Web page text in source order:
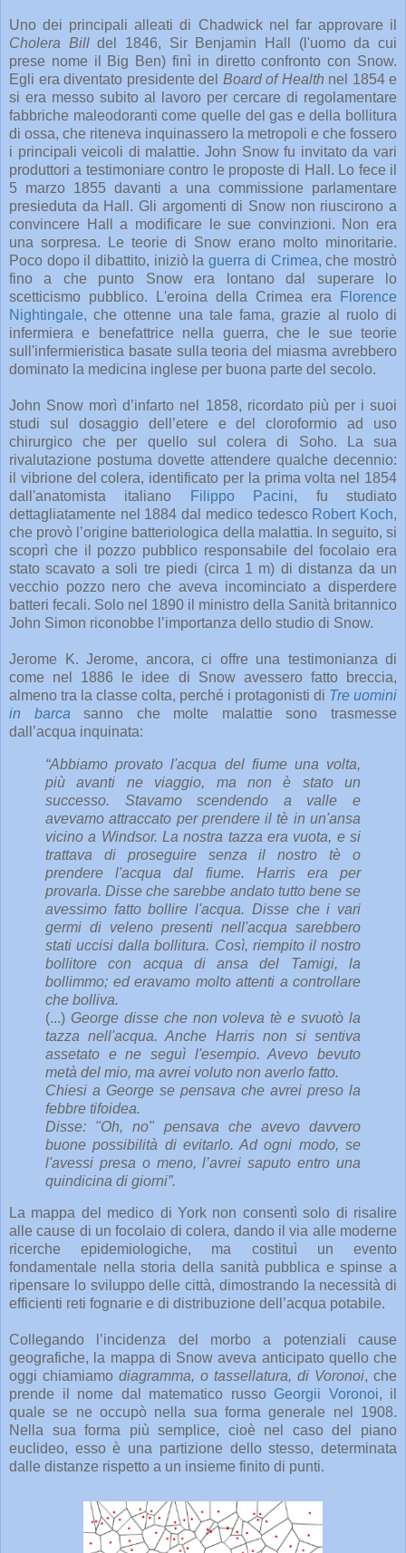
Uno dei principali alleati di Chadwick nel far approvare il
Cholera Billdel 1846, Sir Benjamin Hall (l'uomo da cui
prese nome il Big Ben) finì in diretto confronto con Snow.
Egli era diventato presidente del Board of Health nel 1854 e
si era messo subito al lavoro per cercare di regolamentare
fabbriche maleodoranti come quelle del gas e della bollitura
di ossa, che riteneva inquinassero la metropoli e che fossero
i principali veicoli di malattie. John Snow fu invitato da vari
produttori a testimoniare contro le proposte di Hall. Lo fece il
5 marzo 1855 davanti a una commissione parlamentare
presieduta da Hall. Gli argomenti di Snow non riuscirono a
convincere Hall a modificare le sue convinzioni. Non era
una sorpresa. Le teorie di Snow erano molto minoritarie.
Poco dopo il dibattito, iniziò laguerra di Crimea, che mostrò
fino a che punto Snow era lontano dal superare lo
scetticismo pubblico. L'eroina della Crimea era
Florence
Nightingale, che ottenne una tale fama, grazie al ruolo di
infermiera e benefattrice nella guerra, che le sue teorie
sull'infermieristica basate sulla teoria del miasma avrebbero
dominato la medicina inglese per buona parte del secolo.
John Snow morì d’infarto nel 1858, ricordato più per i suoi
studi sul dosaggio dell’etere e del cloroformio ad uso
chirurgico che per quello sul colera di Soho. La sua
rivalutazione postuma dovette attendere qualche decennio:
il vibrione del colera, identificato per la prima volta nel 1854
dall'anatomista italiano
Filippo Pacini, fu studiato
dettagliatamente nel 1884 dal medico tedesco Robert Koch,
che provò l’origine batteriologica della malattia. In seguito, si
scoprì che il pozzo pubblico responsabile del focolaio era
stato scavato a soli tre piedi (circa 1 m) di distanza da un
vecchio pozzo nero che aveva incominciato a disperdere
batteri fecali. Solo nel 1890 il ministro della Sanità britannico
John Simon riconobbe l’importanza dello studio di Snow.
Jerome K. Jerome, ancora, ci offre una testimonianza di
come nel 1886 le idee di Snow avessero fatto breccia,
almeno tra la classe colta, perché i protagonisti di Tre uomini
in barca sanno che molte malattie sono trasmesse
dall’acqua inquinata:
“Abbiamo provato l'acqua del fiume una volta,
più avanti ne viaggio, ma non è stato un
successo. Stavamo scendendo a valle e
avevamo attraccato per prendere il tè in un'ansa
vicino a Windsor. La nostra tazza era vuota, e si
trattava di proseguire senza il nostro tè o
prendere l'acqua dal fiume. Harris era per
provarla. Disse che sarebbe andato tutto bene se
avessimo fatto bollire l'acqua. Disse che i vari
germi di veleno presenti nell'acqua sarebbero
stati uccisi dalla bollitura. Così, riempito il nostro
bollitore con acqua di ansa del Tamigi, la
bollimmo; ed eravamo molto attenti a controllare
che bolliva.
(...) George disse che non voleva tè e svuotò la
tazza nell'acqua. Anche Harris non si sentiva
assetato e ne seguì l'esempio. Avevo bevuto
metà del mio, ma avrei voluto non averlo fatto.
Chiesi a George se pensava che avrei preso la
febbre tifoidea.
Disse: "Oh, no" pensava che avevo davvero
buone possibilità di evitarlo. Ad ogni modo, se
l'avessi presa o meno, l’avrei saputo entro una
quindicina di giorni”.
La mappa del medico di York non consentì solo di risalire
alle cause di un focolaio di colera, dando il via alle moderne
ricerche epidemiologiche, ma costituì un evento
fondamentale nella storia della sanità pubblica e spinse a
ripensare lo sviluppo delle città, dimostrando la necessità di
efficienti reti fognarie e di distribuzione dell’acqua potabile.
Collegando l’incidenza del morbo a potenziali cause
geografiche, la mappa di Snow aveva anticipato quello che
oggi chiamiamo diagramma, o tassellatura, di Voronoi, che
prende il nome dal matematico russo Georgii Voronoi, il
quale se ne occupò nella sua forma generale nel 1908.
Nella sua forma più semplice, cioè nel caso del piano
euclideo, esso è una partizione dello stesso, determinata
dalle distanze rispetto a un insieme finito di punti.